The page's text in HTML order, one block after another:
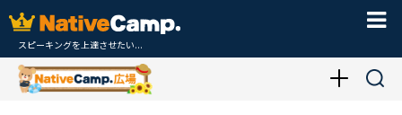
スピーキングを上達させたい...